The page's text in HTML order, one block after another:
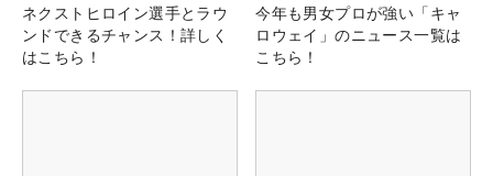
ネクストヒロイン選手とラウ
ンドできるチャンス！詳しく
はこちら！
今年も男女プロが強い「キャ
ロウェイ」のニュース一覧は
こちら！